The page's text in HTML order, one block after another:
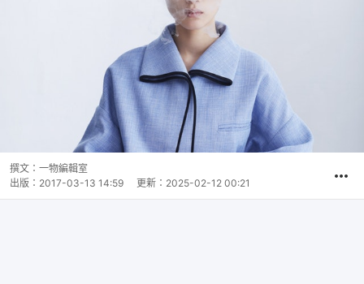
撰文： 一物編輯室
出版： 2017-03-13 14:59 更新： 2025-02-12 00:21